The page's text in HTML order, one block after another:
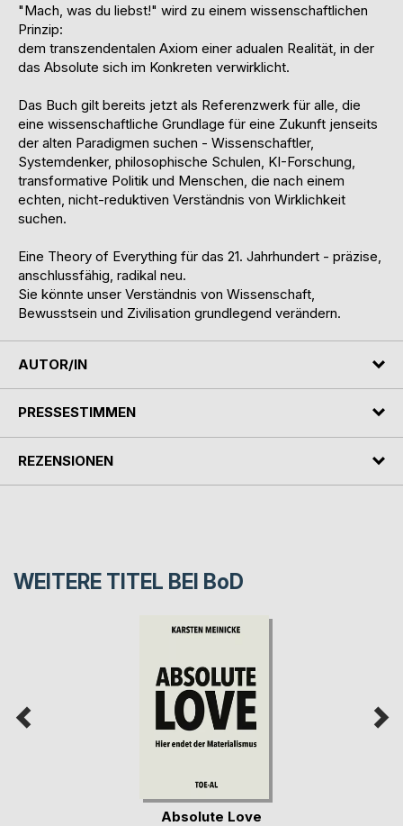
"Mach, was du liebst!" wird zu einem wissenschaftlichen
Prinzip:
dem transzendentalen Axiom einer adualen Realität, in der
das Absolute sich im Konkreten verwirklicht.
Das Buch gilt bereits jetzt als Referenzwerk für alle, die
eine wissenschaftliche Grundlage für eine Zukunft jenseits
der alten Paradigmen suchen - Wissenschaftler,
Systemdenker, philosophische Schulen, KI-Forschung,
transformative Politik und Menschen, die nach einem
echten, nicht-reduktiven Verständnis von Wirklichkeit
suchen.
Eine Theory of Everything für das 21. Jahrhundert - präzise,
anschlussfähig, radikal neu.
Sie könnte unser Verständnis von Wissenschaft,
Bewusstsein und Zivilisation grundlegend verändern.
AUTOR/IN
PRESSESTIMMEN
REZENSIONEN
WEITERE TITEL BEI BoD
Absolute Love